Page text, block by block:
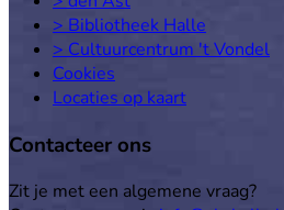
> Bibliotheek Halle
> Cultuurcentrum 't Vondel
Cookies
Locaties op kaart
Contacteer ons
Zit je met een algemene vraag?